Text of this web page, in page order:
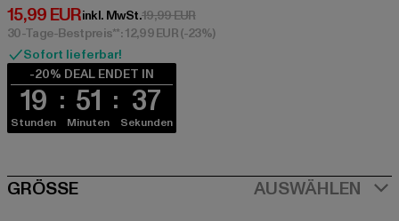
15,99 EUR
Derzeitiger Preis: 15,99 EUR
inkl. MwSt.19,99 EURAktionspreis: 19,99 EUR
30-Tage-Bestpreis**: 12,99 EUR(-23%)
Sofort lieferbar!
-20% DEAL ENDET IN
19
Stunden
51
Minuten
36
Sekunden
SIZE
GRÖSSE AUSWÄHLEN